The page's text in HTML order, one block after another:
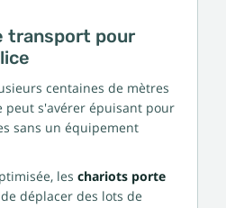
transport pour
centaines de mètres
peut s'avérer épuisant pour
sans un équipement
les chariots porte
déplacer des lots de